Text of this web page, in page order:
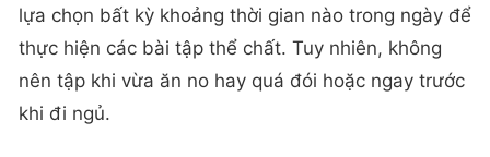
lựa chọn bất kỳ khoảng thời gian nào trong ngày để
thực hiện các bài tập thể chất. Tuy nhiên, không
nên tập khi vừa ăn no hay quá đói hoặc ngay trước
khi đi ngủ.